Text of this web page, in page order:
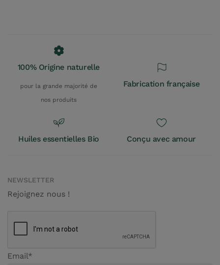
100% Origine naturelle
pour la grande majorité de
nos produits
Fabrication française
Huiles essentielles Bio Conçu avec amour
NEWSLETTER
Rejoignez nous !
Email*